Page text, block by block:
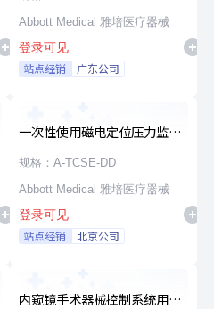
Abbott Medical 雅培医疗器械
登录可见
站点经销 广东公司
一次性使用磁电定位压力监测
消融导管
规格：A-TCSE-DD
Abbott Medical 雅培医疗器械
登录可见
站点经销 北京公司
内窥镜手术器械控制系统用无